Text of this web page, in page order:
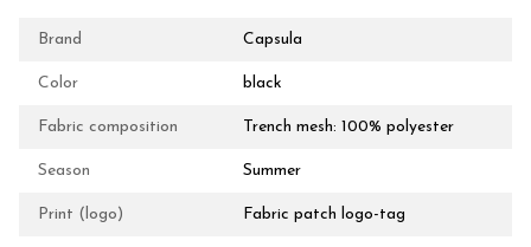
Brand Capsula
Color black
Fabric composition Trench mesh: 100% polyester
Season Summer
Print (logo) Fabric patch logo-tag